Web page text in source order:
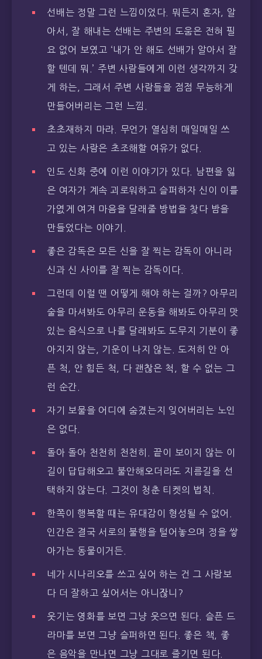
선배는 정말 그런 느낌이었다. 뭐든지 혼자, 알
아서, 잘 해내는 선배는 주변의 도움은 전혀 필
요 없어 보였고 ‘내가 안 해도 선배가 알아서 잘
할 텐데 뭐.’ 주변 사람들에게 이런 생각까지 갖
게 하는, 그래서 주변 사람들을 점점 무능하게
만들어버리는 그런 느낌.
초초재하지 마라. 무언가 열심히 매일매일 쓰
고 있는 사람은 초조해할 여유가 없다.
인도 신화 중에 이런 이야기가 있다. 남편을 잃
은 여자가 계속 괴로워하고 슬퍼하자 신이 이를
가엾게 여겨 마음을 달래줄 방법을 찾다 밤을
만들었다는 이야기.
좋은 감독은 모든 신을 잘 찍는 감독이 아니라
신과 신 사이를 잘 찍는 감독이다.
그런데 이럴 땐 어떻게 해야 하는 걸까? 아무리
술을 마셔봐도 아무리 운동을 해봐도 아무리 맛
있는 음식으로 나를 달래봐도 도무지 기분이 좋
아지지 않는, 기운이 나지 않는. 도저히 안 아
픈 척, 안 힘든 척, 다 괜찮은 척, 할 수 없는 그
런 순간.
자기 보물을 어디에 숨겼는지 잊어버리는 노인
은 없다.
돌아 돌아 천천히 천천히. 끝이 보이지 않는 이
길이 답답해오고 불안해오더라도 지름길을 선
택하지 않는다. 그것이 청춘 티켓의 법칙.
한쪽이 행복할 때는 유대감이 형성될 수 없어.
인간은 결국 서로의 불행을 털어놓으며 정을 쌓
아가는 동물이거든.
네가 시나리오를 쓰고 싶어 하는 건 그 사람보
다 더 잘하고 싶어서는 아니잖니?
웃기는 영화를 보면 그냥 웃으면 된다. 슬픈 드
라마를 보면 그냥 슬퍼하면 된다. 좋은 책, 좋
은 음악을 만나면 그냥 그대로 즐기면 된다.